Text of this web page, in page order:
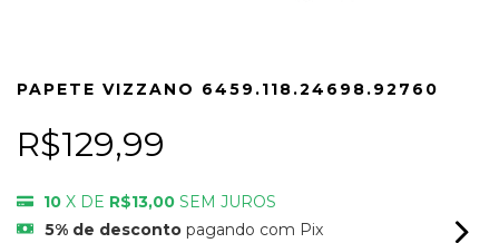
PAPETE VIZZANO 6459.118.24698.92760
R$129,99
10 X DE R$13,00 SEM JUROS
5% de desconto pagando com Pix